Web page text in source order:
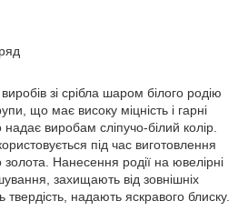
зі срібла шаром білого родію
що має високу міцність і гарні
надає виробам сліпучо-білий колір.
під час виготовлення
золота. Нанесення родії на ювелірні
захищають від зовнішніх
надають яскравого блиску.